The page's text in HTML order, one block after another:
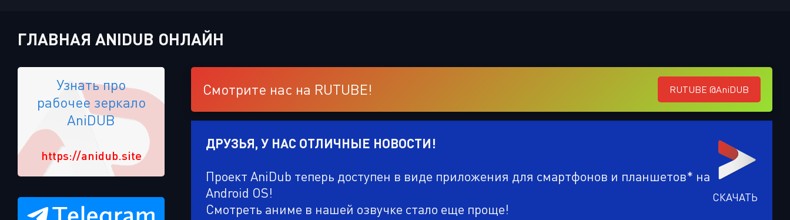
ГЛАВНАЯ ANIDUB ОНЛАЙН
Узнать про
рабочее зеркало
AniDUB
https://anidub.site
Смотрите нас на RUTUBE! RUTUBE @AniDUB
ДРУЗЬЯ, У НАС ОТЛИЧНЫЕ НОВОСТИ!
Проект AniDub теперь доступен в виде приложения для смартфонов и планшетов* на
Android OS!
Смотреть аниме в нашей озвучке стало еще проще!
СКАЧАТЬ